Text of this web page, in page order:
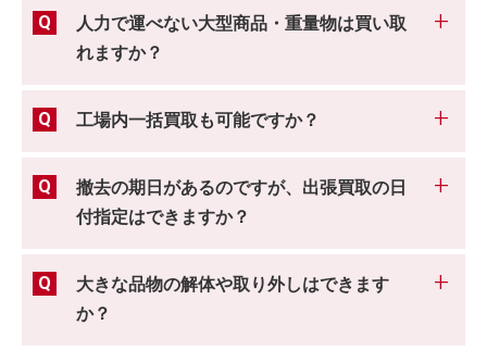
人力で運べない大型商品・重量物は買い取
れますか？
工場内一括買取も可能ですか？
撤去の期日があるのですが、出張買取の日
付指定はできますか？
大きな品物の解体や取り外しはできます
か？